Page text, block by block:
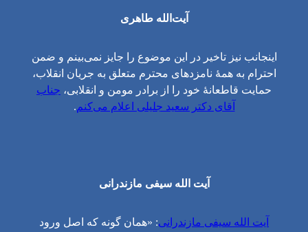
آیت‌الله طاهری
اینجانب نیز تاخیر در این موضوع را جایز نمی‌بینم و ضمن
احترام به همهٔ نامزدهای محترم متعلق به جریان انقلاب،
حمایت قاطعانهٔ خود را از برادر مومن و انقلابی، جناب
آقای دکتر سعید جلیلی اعلام می‌کنم.
آیت الله سیفی مازندرانی
آیت الله سیفی مازندرانی: «همان گونه که اصل ورود